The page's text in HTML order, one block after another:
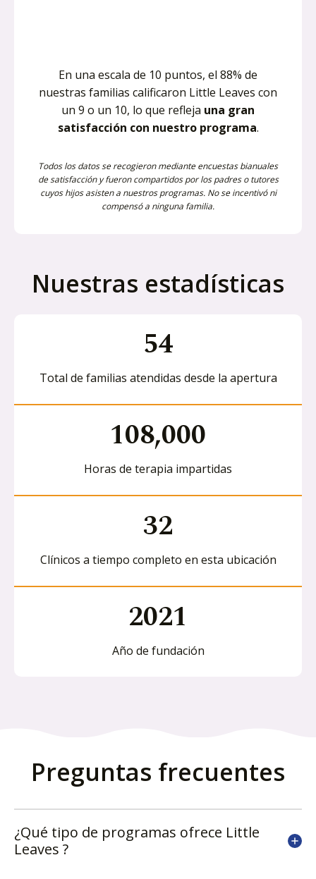
En una escala de 10 puntos, el 88% de
nuestras familias calificaron Little Leaves con
un 9 o un 10, lo que refleja una gran
satisfacción con nuestro programa.
Todos los datos se recogieron mediante encuestas bianuales
de satisfacción y fueron compartidos por los padres o tutores
cuyos hijos asisten a nuestros programas. No se incentivó ni
compensó a ninguna familia.
Nuestras estadísticas
54
Total de familias atendidas desde la apertura
108,000
Horas de terapia impartidas
32
Clínicos a tiempo completo en esta ubicación
2021
Año de fundación
Preguntas frecuentes
¿Qué tipo de programas ofrece Little
Leaves ?